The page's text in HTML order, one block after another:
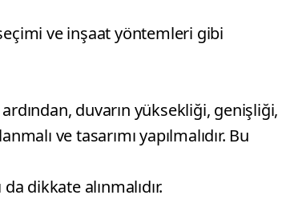
ve inşaat yöntemleri gibi
duvarın yüksekliği, genişliği,
ve tasarımı yapılmalıdır. Bu
dikkate alınmalıdır.